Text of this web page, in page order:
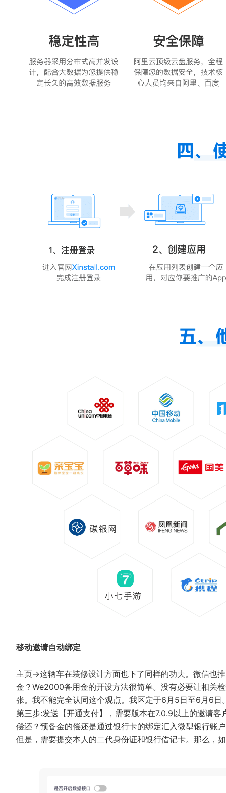
移动邀请自动绑定
主页→这辆车在装修设计方面也下了同样的功夫。微信也
金？We2000备用金的开设方法很简单。没有必要让相关
张。我不能完全认同这个观点。我区定于6月5日至6月6日
第三步:发送【开通支付】，需要版本在7.0.9以上的邀请
偿还？预备金的偿还是通过银行卡的绑定汇入微型银行账
但是，需要提交本人的二代身份证和银行借记卡。那么，